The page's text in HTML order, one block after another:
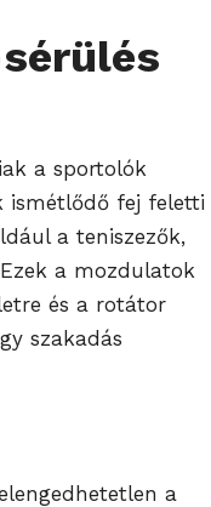
a sportolók
ismétlődő fej feletti
a teniszezők,
a mozdulatok
és a rotátor
szakadás
a